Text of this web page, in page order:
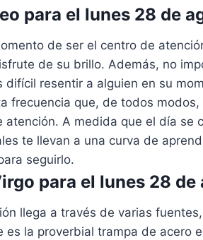
para el lunes 28 de
de ser el centro de
de su brillo. Además, no
difícil resentir a alguien en su
frecuencia que, de todos
atención. A medida que el día se
te llevan a una curva de
seguirlo.
para el lunes 28
llega a través de varias
es la proverbial trampa de acero